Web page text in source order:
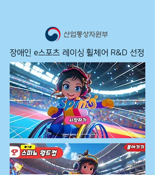
장애인 e스포츠 레이싱 휠체어 R&D 선정